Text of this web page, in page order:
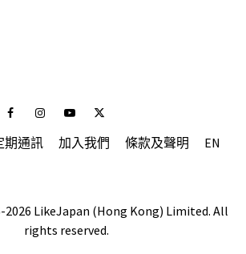
FacebookInstagramYoutubeTwitter
期通訊 加入我們 條款及聲明 EN
LikeJapan (Hong Kong) Limited. All
rights reserved.